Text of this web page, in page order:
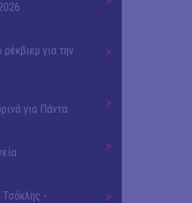
για την
για Πάντα
-